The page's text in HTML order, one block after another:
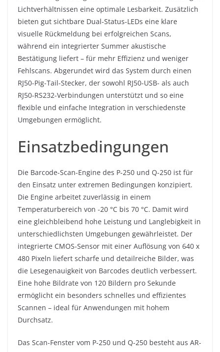
Lichtverhältnissen eine optimale Lesbarkeit. Zusätzlich
bieten gut sichtbare Dual-Status-LEDs eine klare
visuelle Rückmeldung bei erfolgreichen Scans,
während ein integrierter Summer akustische
Bestätigung liefert – für mehr Effizienz und weniger
Fehlscans. Abgerundet wird das System durch einen
RJ50-Pig-Tail-Stecker, der sowohl RJ50-USB- als auch
RJ50-RS232-Verbindungen unterstützt und so eine
flexible und einfache Integration in verschiedenste
Umgebungen ermöglicht.
Einsatzbedingungen
Die Barcode-Scan-Engine des P-250 und Q-250 ist für
den Einsatz unter extremen Bedingungen konzipiert.
Die Engine arbeitet zuverlässig in einem
Temperaturbereich von -20 °C bis 70 °C. Damit wird
eine gleichbleibend hohe Leistung und Langlebigkeit in
unterschiedlichsten Umgebungen gewährleistet. Der
integrierte CMOS-Sensor mit einer Auflösung von 640 x
480 Pixeln liefert scharfe und detailreiche Bilder, was
die Lesegenauigkeit von Barcodes deutlich verbessert.
Eine hohe Bildrate von 120 Bildern pro Sekunde
ermöglicht ein besonders schnelles und effizientes
Scannen – ideal für Anwendungen mit hohem
Durchsatz.
Das Scan-Fenster vom P-250 und Q-250 besteht aus AR-